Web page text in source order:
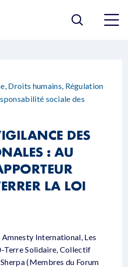
, Droits humains, Régulation
sociale des
DES
: AU
LA LOI
International, Les
Terre Solidaire, Collectif
(Membres du Forum